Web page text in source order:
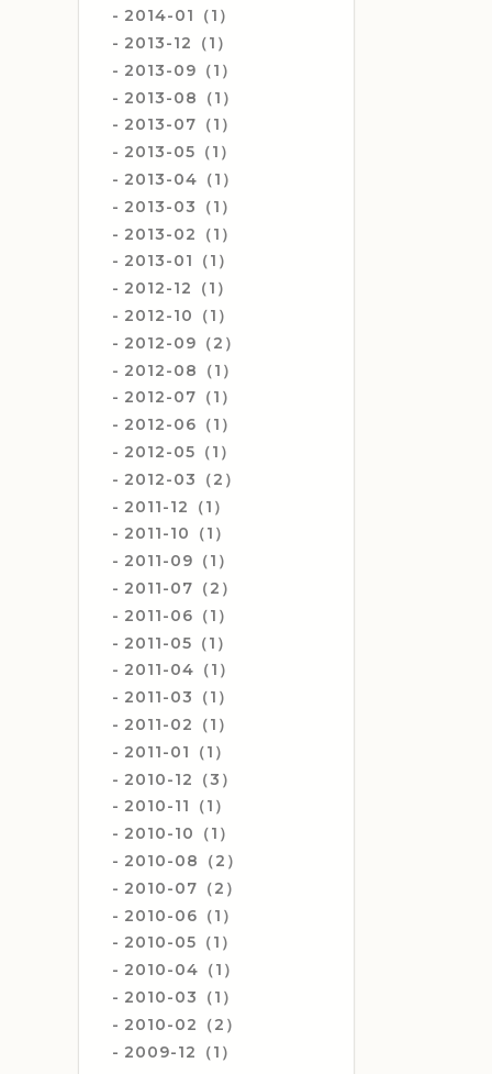
2014-01（1）
2013-12（1）
2013-09（1）
2013-08（1）
2013-07（1）
2013-05（1）
2013-04（1）
2013-03（1）
2013-02（1）
2013-01（1）
2012-12（1）
2012-10（1）
2012-09（2）
2012-08（1）
2012-07（1）
2012-06（1）
2012-05（1）
2012-03（2）
2011-12（1）
2011-10（1）
2011-09（1）
2011-07（2）
2011-06（1）
2011-05（1）
2011-04（1）
2011-03（1）
2011-02（1）
2011-01（1）
2010-12（3）
2010-11（1）
2010-10（1）
2010-08（2）
2010-07（2）
2010-06（1）
2010-05（1）
2010-04（1）
2010-03（1）
2010-02（2）
2009-12（1）